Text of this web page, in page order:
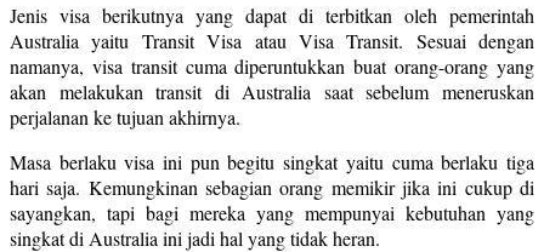
Jenis visa berikutnya yang dapat di terbitkan oleh pemerintah
Australia yaitu Transit Visa atau Visa Transit. Sesuai dengan
namanya, visa transit cuma diperuntukkan buat orang-orang yang
akan melakukan transit di Australia saat sebelum meneruskan
perjalanan ke tujuan akhirnya.
Masa berlaku visa ini pun begitu singkat yaitu cuma berlaku tiga
hari saja. Kemungkinan sebagian orang memikir jika ini cukup di
sayangkan, tapi bagi mereka yang mempunyai kebutuhan yang
singkat di Australia ini jadi hal yang tidak heran.